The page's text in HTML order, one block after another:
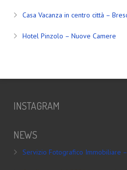
Casa Vacanza in centro città –
Hotel Pinzolo – Nuove Camere
INSTAGRAM
NEWS
Servizio Fotografico Immobiliare